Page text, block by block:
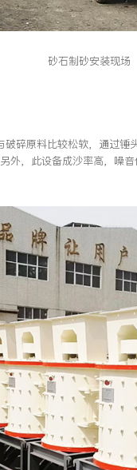
砂石制砂安装现场
破碎原料比较松软，通过
外，此设备成沙率高，噪